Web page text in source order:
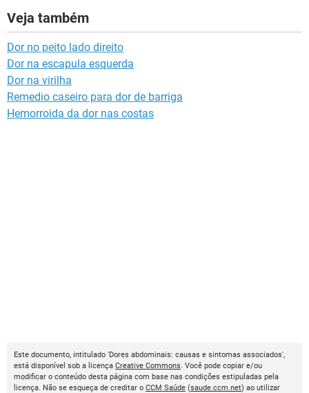
Veja também
Dor no peito lado direito
Dor na escapula esquerda
Dor na virilha
Remedio caseiro para dor de barriga
Hemorroida da dor nas costas
Este documento, intitulado 'Dores abdominais: causas e sintomas associados',
está disponível sob a licença Creative Commons. Você pode copiar e/ou
modificar o conteúdo desta página com base nas condições estipuladas pela
licença. Não se esqueça de creditar o CCM Saúde (saude.ccm.net) ao utilizar